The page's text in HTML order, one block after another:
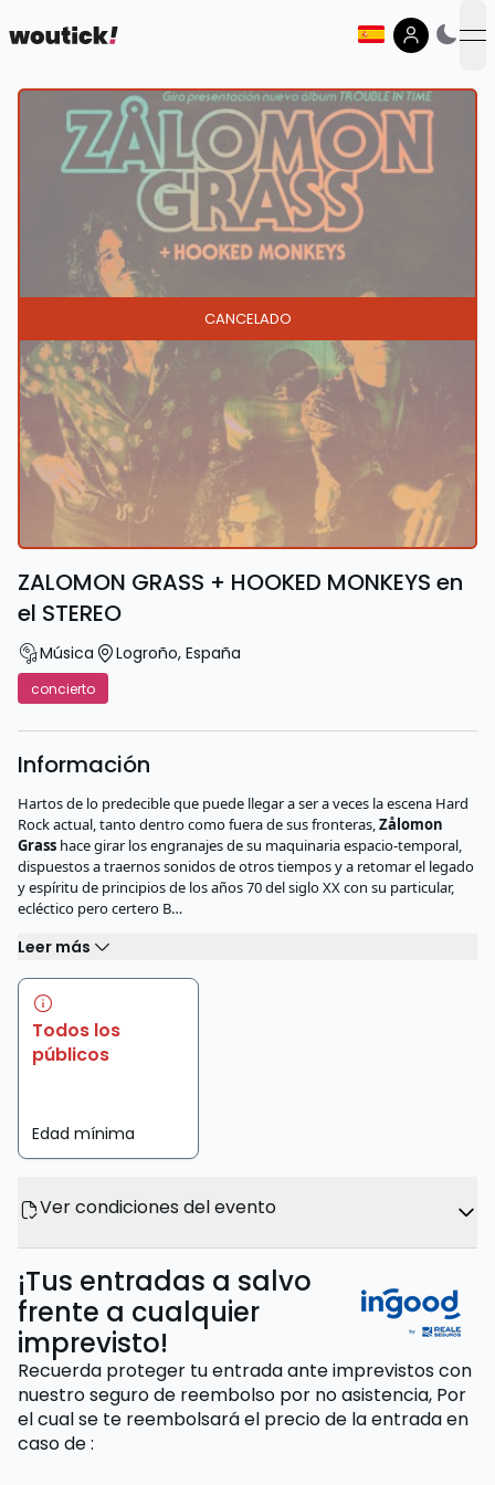
CANCELADO
ZALOMON GRASS + HOOKED MONKEYS en
el STEREO
Música Logroño, España
concierto
Información
Hartos de lo predecible que puede llegar a ser a veces la escena Hard
Rock actual, tanto dentro como fuera de sus fronteras,Zålomon
Grass hace girar los engranajes de su maquinaria espacio-temporal,
dispuestos a traernos sonidos de otros tiempos y a retomar el legado
y espíritu de principios de los años 70 del siglo XX con su particular,
ecléctico pero certero B…
Leer más
Todos los
públicos
Edad mínima
Ver condiciones del evento
¡Tus entradas a salvo
frente a cualquier
imprevisto!
Recuerda proteger tu entrada ante imprevistos con
nuestro seguro de reembolso por no asistencia, Por
el cual se te reembolsará el precio de la entradaen
caso de: